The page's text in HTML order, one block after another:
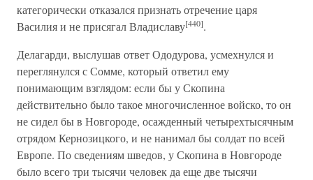
категорически отказался признать отречение царя
Василия и не присягал Владиславу[440].
Делагарди, выслушав ответ Ододурова, усмехнулся и
переглянулся с Сомме, который ответил ему
понимающим взглядом: если бы у Скопина
действительно было такое многочисленное войско, то он
не сидел бы в Новгороде, осажденный четырехтысячным
отрядом Кернозицкого, и не нанимал бы солдат по всей
Европе. По сведениям шведов, у Скопина в Новгороде
было всего три тысячи человек да еще две тысячи